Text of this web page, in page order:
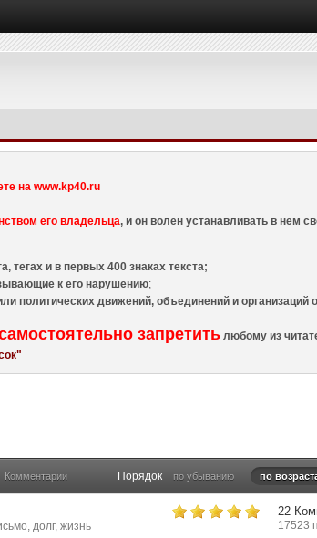
на www.kp40.ru
его владельца, и он волен устанавливать в нем
тегах и в первых 400 знаках текста;
к его нарушению;
политических движений, объединений и организаций
запретить любому из
Комментарии Порядок по убыванию по
,долг,жизнь
22
17523